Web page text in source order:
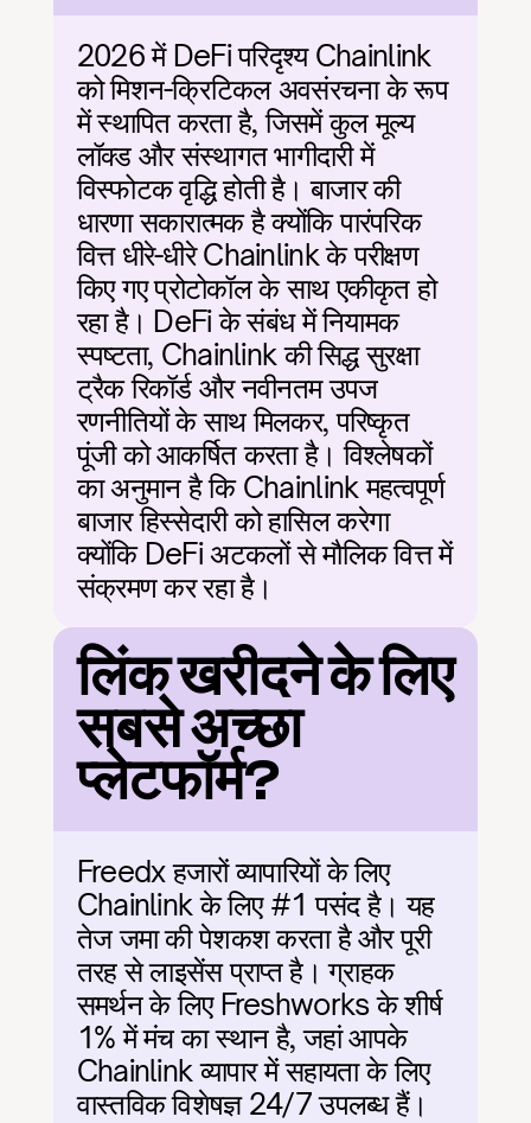
2026 में DeFi परिदृश्य Chainlink
को मिशन-क्रिटिकल अवसंरचना के रूप
में स्थापित करता है, जिसमें कुल मूल्य
लॉक्ड और संस्थागत भागीदारी में
विस्फोटक वृद्धि होती है। बाजार की
धारणा सकारात्मक है क्योंकि पारंपरिक
वित्त धीरे-धीरे Chainlink के परीक्षण
किए गए प्रोटोकॉल के साथ एकीकृत हो
रहा है। DeFi के संबंध में नियामक
स्पष्टता, Chainlink की सिद्ध सुरक्षा
ट्रैक रिकॉर्ड और नवीनतम उपज
रणनीतियों के साथ मिलकर, परिष्कृत
पूंजी को आकर्षित करता है। विश्लेषकों
का अनुमान है कि Chainlink महत्वपूर्ण
बाजार हिस्सेदारी को हासिल करेगा
क्योंकि DeFi अटकलों से मौलिक वित्त में
संक्रमण कर रहा है।
लिंक खरीदने के लिए
सबसे अच्छा
प्लेटफॉर्म?
Freedx हजारों व्यापारियों के लिए
Chainlink के लिए #1 पसंद है। यह
तेज जमा की पेशकश करता है और पूरी
तरह से लाइसेंस प्राप्त है। ग्राहक
समर्थन के लिए Freshworks के शीर्ष
1% में मंच का स्थान है, जहां आपके
Chainlink व्यापार में सहायता के लिए
वास्तविक विशेषज्ञ 24/7 उपलब्ध हैं।